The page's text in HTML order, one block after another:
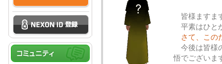
皆様ますま
平素はひと
さて、この
今後は皆様
悟でございま